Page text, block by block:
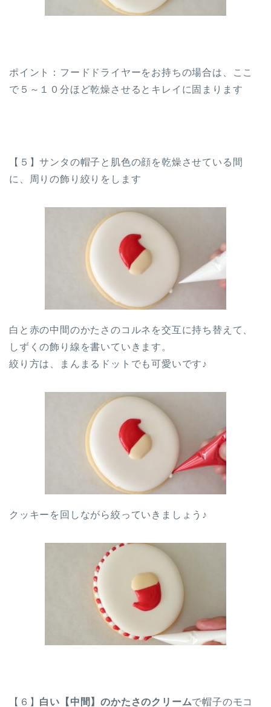
ポイント：フードドライヤーをお持ちの場合は、ここ
で５～１０分ほど乾燥させるとキレイに固まります
【５】サンタの帽子と肌色の顔を乾燥させている間
に、周りの飾り絞りをします
白と赤の中間のかたさのコルネを交互に持ち替えて、
しずくの飾り線を書いていきます。
絞り方は、まんまるドットでも可愛いです♪
クッキーを回しながら絞っていきましょう♪
【６】 白い【中間】のかたさのクリームで帽子のモコ